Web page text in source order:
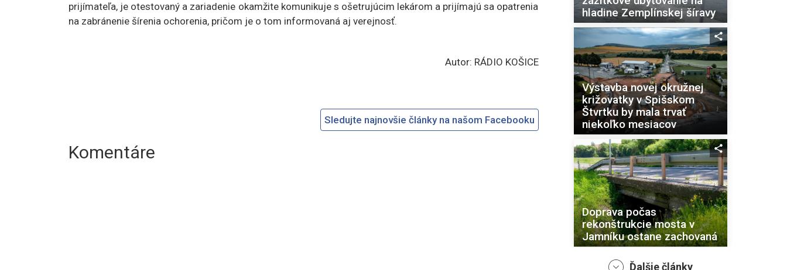
prijímateľa, je otestovaný a zariadenie okamžite komunikuje s ošetrujúcim lekárom a prijímajú sa opatrenia
na zabránenie šírenia ochorenia, pričom je o tom informovaná aj verejnosť.
Autor: RÁDIO KOŠICE
Sledujte najnovšie články na našom Facebooku
Komentáre
hladine Zemplínskej šíravy
Výstavba novej okružnej
križovatky v Spišskom
Štvrtku by mala trvať
niekoľko mesiacov
Doprava počas
rekonštrukcie mosta v
Jamníku ostane zachovaná
Ďalšie články